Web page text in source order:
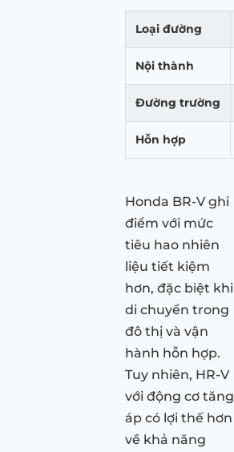
Loại đường
Nội thành
Đường trường
Hỗn hợp
Honda BR-V ghi
điểm với mức
tiêu hao nhiên
liệu tiết kiệm
hơn, đặc biệt khi
di chuyển trong
đô thị và vận
hành hỗn hợp.
Tuy nhiên, HR-V
với động cơ tăng
áp có lợi thế hơn
về khả năng